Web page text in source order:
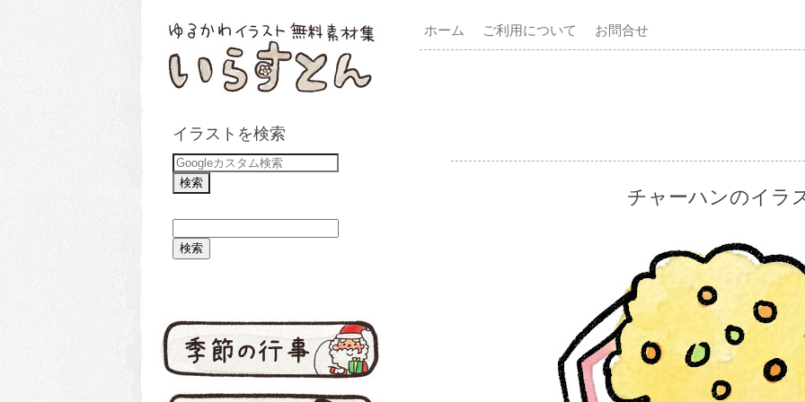
イラストを検索
ホーム ご利用について お問合せ
チャーハンのイラ